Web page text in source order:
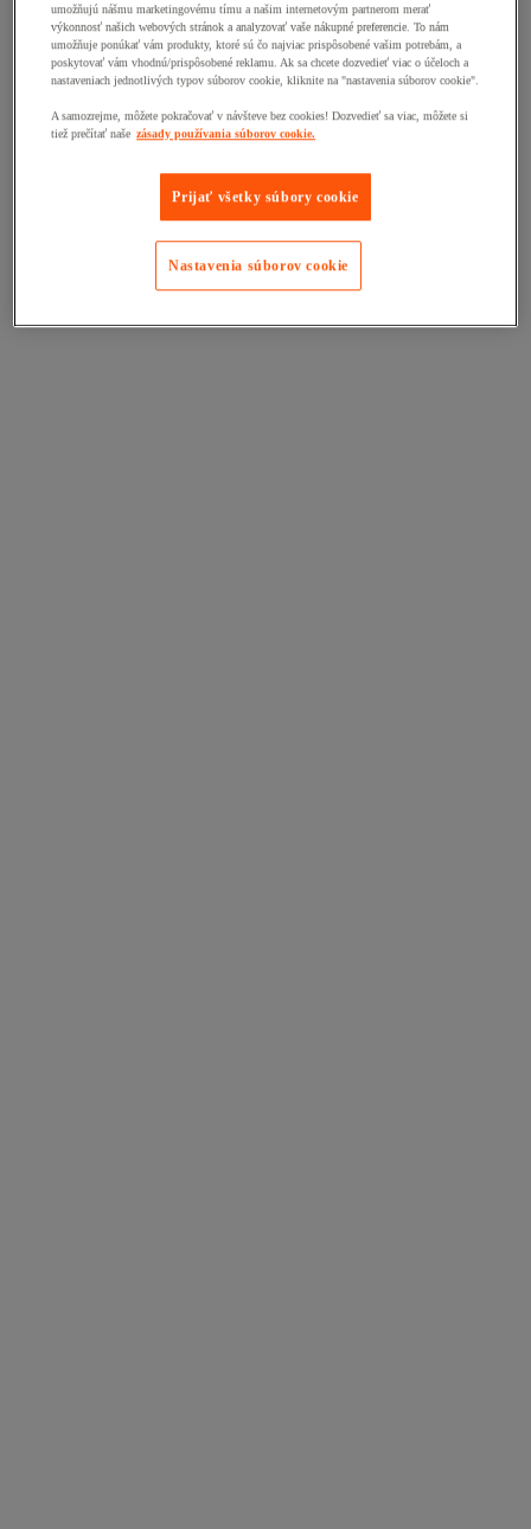
umožňujú nášmu marketingovému tímu a našim internetovým partnerom merať
výkonnosť našich webových stránok a analyzovať vaše nákupné preferencie. To nám
umožňuje ponúkať vám produkty, ktoré sú čo najviac prispôsobené vašim potrebám, a
poskytovať vám vhodnú/prispôsobené reklamu. Ak sa chcete dozvedieť viac o účeloch a
nastaveniach jednotlivých typov súborov cookie, kliknite na "nastavenia súborov cookie".
A samozrejme, môžete pokračovať v návšteve bez cookies! Dozvedieť sa viac, môžete si
tiež prečítať naše zásady používania súborov cookie.
Prijať všetky súbory cookie
Nastavenia súborov cookie